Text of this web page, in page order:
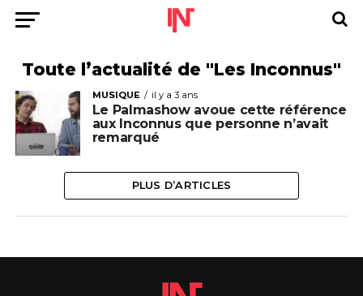
Toute l’actualité de "Les Inconnus"
MUSIQUE il y a 3 ans
Le Palmashow avoue cette référence
aux Inconnus que personne n’avait
remarqué
PLUS D’ARTICLES